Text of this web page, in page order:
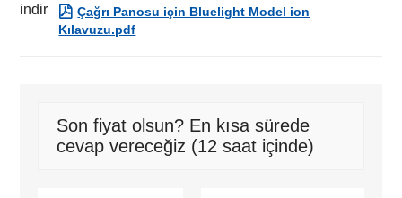
indir  Çağrı Panosu için Bluelight Model ion
Kılavuzu.pdf
Son fiyat olsun? En kısa sürede
cevap vereceğiz (12 saat içinde)